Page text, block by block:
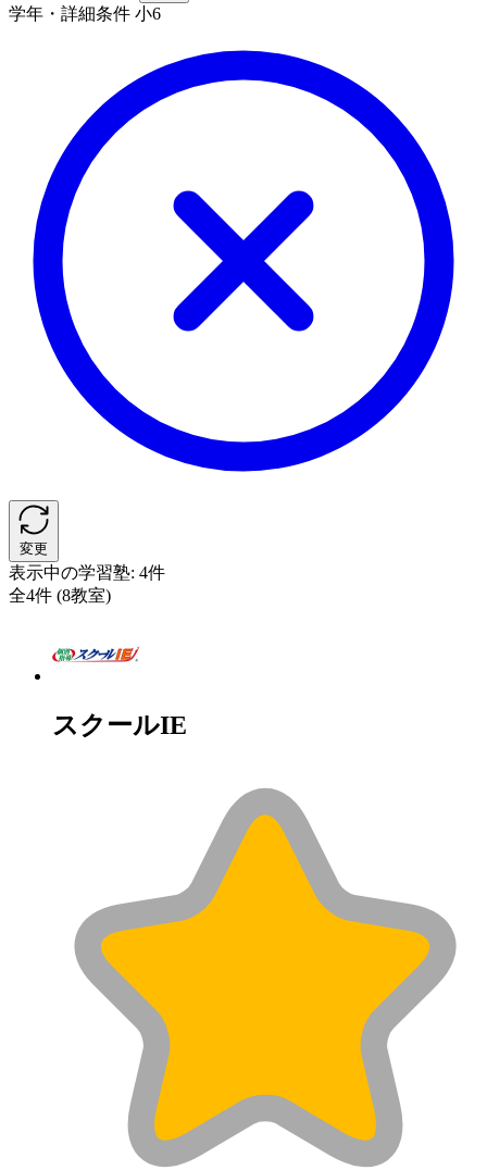
学年・詳細条件 小6
変更
表示中の学習塾: 4件
全4件 (8教室)
スクールIE